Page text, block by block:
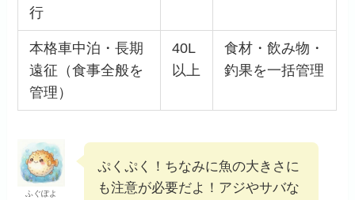
行
本格車中泊・長期
遠征（食事全般を
管理）
40L
以上
食材・飲み物・
釣果を一括管理
ふぐぽよ
ぷくぷく！ちなみに魚の大きさに
も注意が必要だよ！アジやサバな